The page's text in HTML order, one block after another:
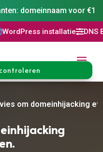
domeinnaam voor €1
DNS Beheer30
om domeinhijacking